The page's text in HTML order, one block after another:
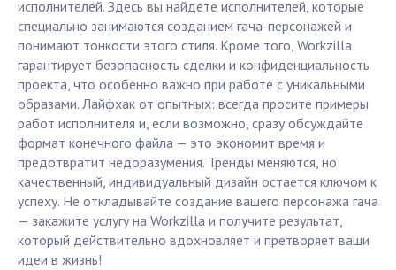
исполнителей. Здесь вы найдете исполнителей, которые
специально занимаются созданием гача-персонажей и
понимают тонкости этого стиля. Кроме того, Workzilla
гарантирует безопасность сделки и конфиденциальность
проекта, что особенно важно при работе с уникальными
образами. Лайфхак от опытных: всегда просите примеры
работ исполнителя и, если возможно, сразу обсуждайте
формат конечного файла — это экономит время и
предотвратит недоразумения. Тренды меняются, но
качественный, индивидуальный дизайн остается ключом к
успеху. Не откладывайте создание вашего персонажа гача
— закажите услугу на Workzilla и получите результат,
который действительно вдохновляет и претворяет ваши
идеи в жизнь!